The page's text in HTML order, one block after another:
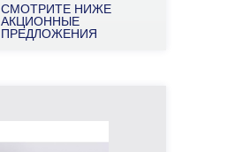
СМОТРИТЕ НИЖЕ
АКЦИОННЫЕ
ПРЕДЛОЖЕНИЯ